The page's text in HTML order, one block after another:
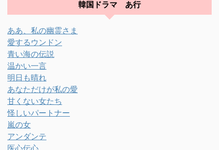
韓国ドラマ あ行
ああ、私の幽霊さま
愛するウンドン
青い海の伝説
温かい一言
明日も晴れ
あなただけが私の愛
甘くない女たち
怪しいパートナー
嵐の女
アンダンテ